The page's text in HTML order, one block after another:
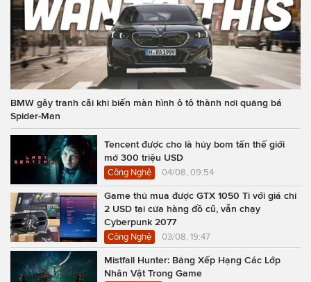
BMW gây tranh cãi khi biến màn hình ô tô thành nơi quảng bá
Spider-Man
Tencent được cho là hủy bom tấn thế giới
mở 300 triệu USD
Công Nghệ 04/08, 09:54
Game thủ mua được GTX 1050 Ti với giá chỉ
2 USD tại cửa hàng đồ cũ, vẫn chạy
Cyberpunk 2077
Công Nghệ 03/08, 19:47
Mistfall Hunter: Bảng Xếp Hạng Các Lớp
Nhân Vật Trong Game